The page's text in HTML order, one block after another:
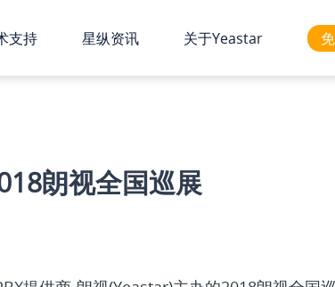
支持 星纵资讯 关于Yeastar
朗视全国巡展